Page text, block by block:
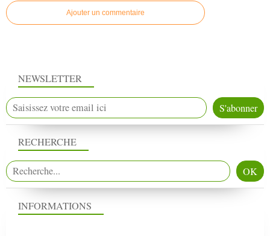
Ajouter un commentaire
NEWSLETTER
RECHERCHE
INFORMATIONS